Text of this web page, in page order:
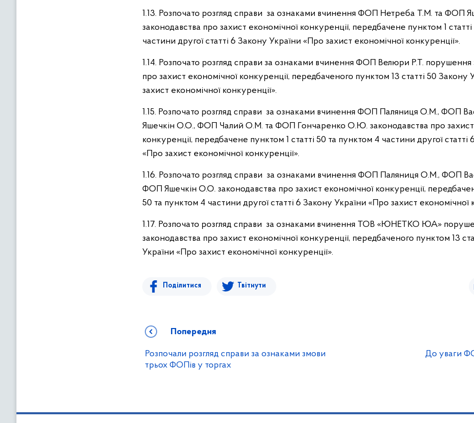
1.13. Розпочато розгляд справи за ознаками вчинення ФОП Нетреба Т.М. та ФОП
законодавства про захист економічної конкуренції, передбачене пунктом 1
частини другої статті 6 Закону України «Про захист економічної конкуренції».
1.14. Розпочато розгляд справи за ознаками вчинення ФОП Велюри Р.Т. порушення
про захист економічної конкуренції, передбаченого пунктом 13 статті 50 Закону
захист економічної конкуренції».
1.15. Розпочато розгляд справи за ознаками вчинення ФОП Паляниця О.М., ФОП
Яшечкін О.О., ФОП Чалий О.М. та ФОП Гончаренко О.Ю. законодавства про захист
конкуренції, передбачене пунктом 1 статті 50 та пунктом 4 частини другої статті
«Про захист економічної конкуренції».
1.16. Розпочато розгляд справи за ознаками вчинення ФОП Паляниця О.М., ФОП
ФОП Яшечкін О.О. законодавства про захист економічної конкуренції,
50 та пунктом 4 частини другої статті 6 Закону України «Про захист економічної
1.17. Розпочато розгляд справи за ознаками вчинення ТОВ «ЮНЕТКО ЮА»
законодавства про захист економічної конкуренції, передбаченого пунктом 13
України «Про захист економічної конкуренції».
Поділитися Твітнути
Попередня
Розпочали розгляд справи за ознаками змови
трьох ФОПів у торгах
До уваги